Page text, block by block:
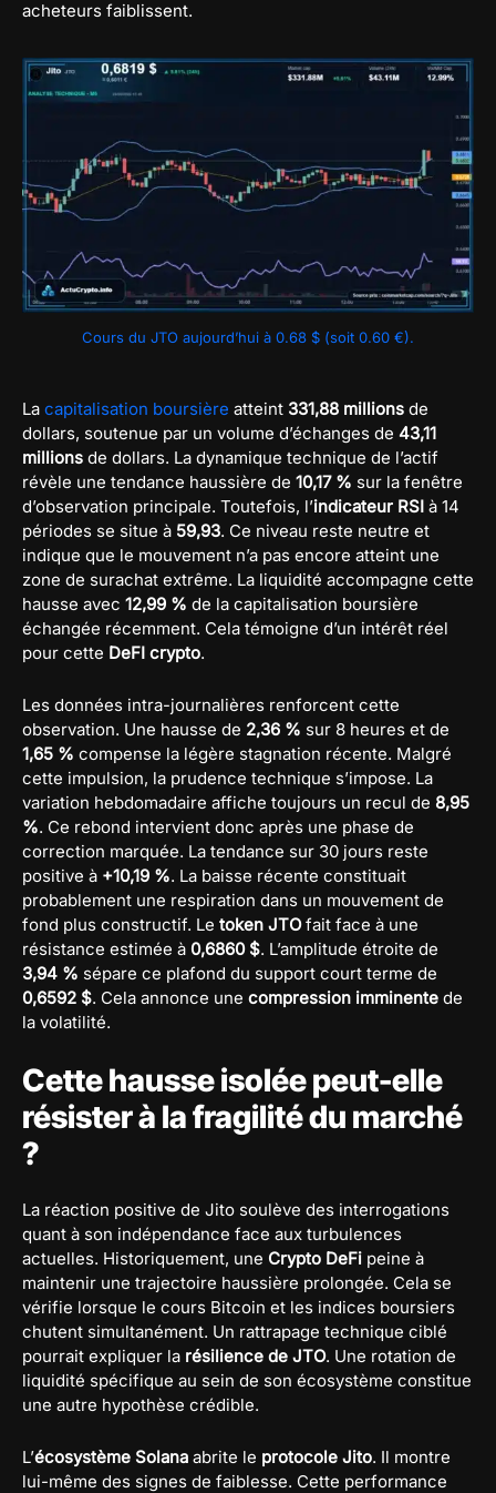
acheteurs faiblissent.
Cours du JTO aujourd’hui à 0.68 $ (soit 0.60 €).
La capitalisation boursière atteint 331,88 millions de
dollars, soutenue par un volume d’échanges de 43,11
millions de dollars. La dynamique technique de l’actif
révèle une tendance haussière de 10,17 % sur la fenêtre
d’observation principale. Toutefois, l’indicateur RSI à 14
périodes se situe à 59,93. Ce niveau reste neutre et
indique que le mouvement n’a pas encore atteint une
zone de surachat extrême. La liquidité accompagne cette
hausse avec 12,99 % de la capitalisation boursière
échangée récemment. Cela témoigne d’un intérêt réel
pour cette DeFI crypto.
Les données intra-journalières renforcent cette
observation. Une hausse de 2,36 % sur 8 heures et de
1,65 % compense la légère stagnation récente. Malgré
cette impulsion, la prudence technique s’impose. La
variation hebdomadaire affiche toujours un recul de 8,95
%. Ce rebond intervient donc après une phase de
correction marquée. La tendance sur 30 jours reste
positive à +10,19 %. La baisse récente constituait
probablement une respiration dans un mouvement de
fond plus constructif. Le token JTOfait face à une
résistance estimée à 0,6860 $. L’amplitude étroite de
3,94 % sépare ce plafond du support court terme de
0,6592 $. Cela annonce une compression imminente de
la volatilité.
Cette hausse isolée peut-elle
résister à la fragilité du marché
?
La réaction positive de Jito soulève des interrogations
quant à son indépendance face aux turbulences
actuelles. Historiquement, une Crypto DeFi peine à
maintenir une trajectoire haussière prolongée. Cela se
vérifie lorsque le cours Bitcoin et les indices boursiers
chutent simultanément. Un rattrapage technique ciblé
pourrait expliquer la résilience de JTO. Une rotation de
liquidité spécifique au sein de son écosystème constitue
une autre hypothèse crédible.
L’écosystème Solana abrite le protocole Jito. Il montre
lui-même des signes de faiblesse. Cette performance